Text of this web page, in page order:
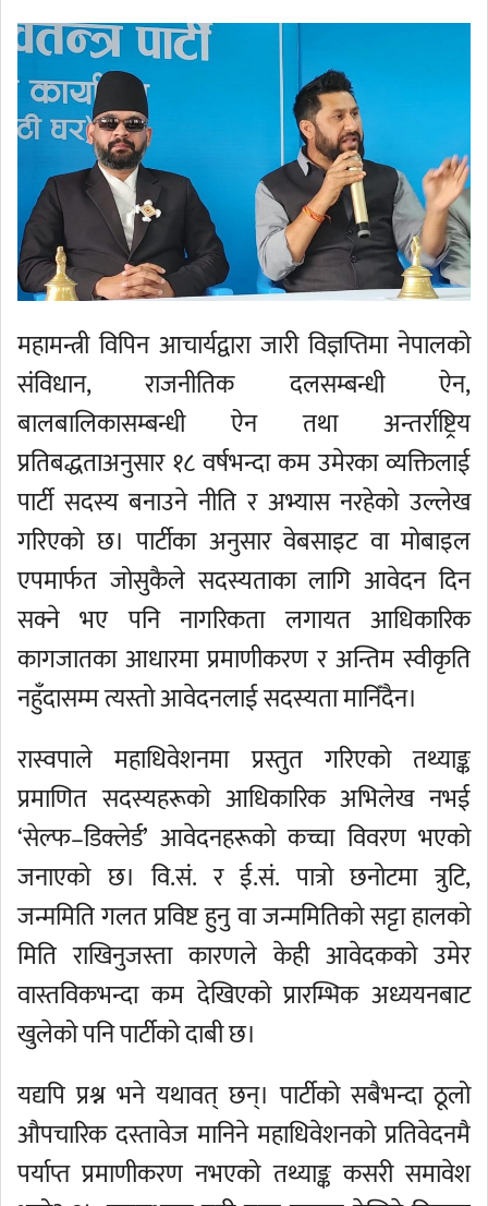
महामन्त्री विपिन आचार्यद्वारा जारी विज्ञप्तिमा नेपालको
संविधान, राजनीतिक दलसम्बन्धी ऐन,
बालबालिकासम्बन्धी ऐन तथा अन्तर्राष्ट्रिय
प्रतिबद्धताअनुसार १८ वर्षभन्दा कम उमेरका व्यक्तिलाई
पार्टी सदस्य बनाउने नीति र अभ्यास नरहेको उल्लेख
गरिएको छ। पार्टीका अनुसार वेबसाइट वा मोबाइल
एपमार्फत जोसुकैले सदस्यताका लागि आवेदन दिन
सक्ने भए पनि नागरिकता लगायत आधिकारिक
कागजातका आधारमा प्रमाणीकरण र अन्तिम स्वीकृति
नहुँदासम्म त्यस्तो आवेदनलाई सदस्यता मानिँदैन।
रास्वपाले महाधिवेशनमा प्रस्तुत गरिएको तथ्याङ्क
प्रमाणित सदस्यहरूको आधिकारिक अभिलेख नभई
‘सेल्फ–डिक्लेर्ड’ आवेदनहरूको कच्चा विवरण भएको
जनाएको छ। वि.सं. र ई.सं. पात्रो छनोटमा त्रुटि,
जन्ममिति गलत प्रविष्ट हुनु वा जन्ममितिको सट्टा हालको
मिति राखिनुजस्ता कारणले केही आवेदकको उमेर
वास्तविकभन्दा कम देखिएको प्रारम्भिक अध्ययनबाट
खुलेको पनि पार्टीको दाबी छ।
यद्यपि प्रश्न भने यथावत् छन्। पार्टीको सबैभन्दा ठूलो
औपचारिक दस्तावेज मानिने महाधिवेशनको प्रतिवेदनमै
पर्याप्त प्रमाणीकरण नभएको तथ्याङ्क कसरी समावेश